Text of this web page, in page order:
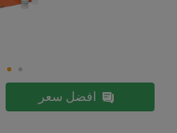
افضل سعر